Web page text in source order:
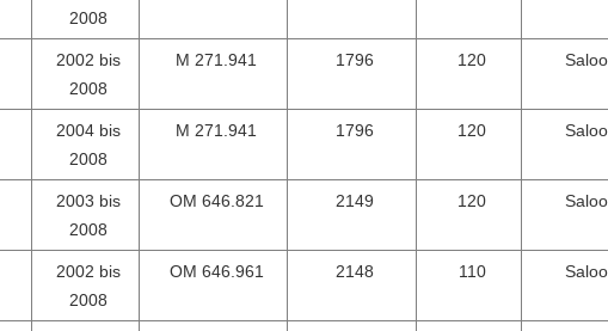
Wir rufen Sie bald zurück!
2008
2002 bis
2008
M 271.941 1796 120
2004 bis
2008
M 271.941 1796 120
2003 bis
2008
OM 646.821 2149 120
2002 bis
2008
OM 646.961 2148 110